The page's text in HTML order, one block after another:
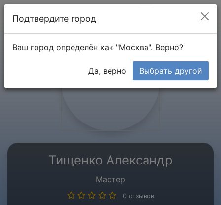
Тищенко Александр
Мастер
0 отзывов
Подтвердите город
Ваш город определён как "Москва". Верно?
Да, верно Выбрать другой